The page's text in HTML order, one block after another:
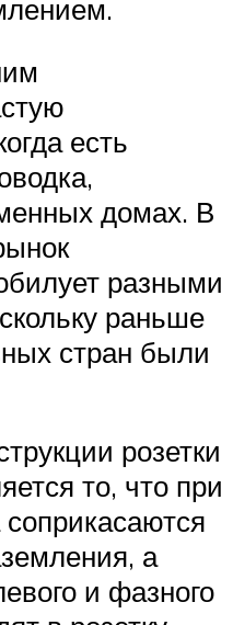
есть
домах. В
разными
раньше
стран были
розетки
то, что при
а
и фазного